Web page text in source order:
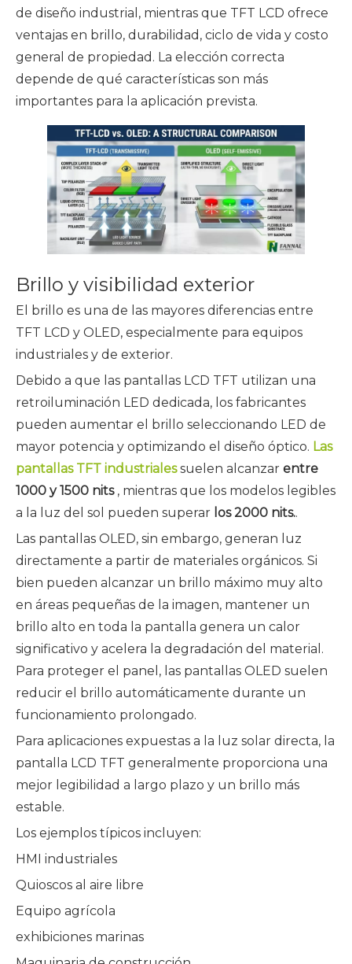
de diseño industrial, mientras que TFT LCD ofrece
ventajas en brillo, durabilidad, ciclo de vida y costo
general de propiedad. La elección correcta
depende de qué características son más
importantes para la aplicación prevista.
Brillo y visibilidad exterior
El brillo es una de las mayores diferencias entre
TFT LCD y OLED, especialmente para equipos
industriales y de exterior.
Debido a que las pantallas LCD TFT utilizan una
retroiluminación LED dedicada, los fabricantes
pueden aumentar el brillo seleccionando LED de
mayor potencia y optimizando el diseño óptico. Las
pantallas TFT industrialessuelen alcanzar entre
1000 y 1500 nits , mientras que los modelos legibles
a la luz del sol pueden superar los 2000 nits..
Las pantallas OLED, sin embargo, generan luz
directamente a partir de materiales orgánicos. Si
bien pueden alcanzar un brillo máximo muy alto
en áreas pequeñas de la imagen, mantener un
brillo alto en toda la pantalla genera un calor
significativo y acelera la degradación del material.
Para proteger el panel, las pantallas OLED suelen
reducir el brillo automáticamente durante un
funcionamiento prolongado.
Para aplicaciones expuestas a la luz solar directa, la
pantalla LCD TFT generalmente proporciona una
mejor legibilidad a largo plazo y un brillo más
estable.
Los ejemplos típicos incluyen:
HMI industriales
Quioscos al aire libre
Equipo agrícola
exhibiciones marinas